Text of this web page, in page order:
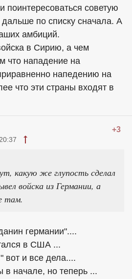
поинтересоваться советую
по списку сначала. А
амбиций.
в Сирию, а чем
что нападение на
напедению на
что эти страны входят в
+3
какую же глупость сделал
войска из Германии, а
там.
германии"....
в США ...
и все дела....
начале, но теперь ...